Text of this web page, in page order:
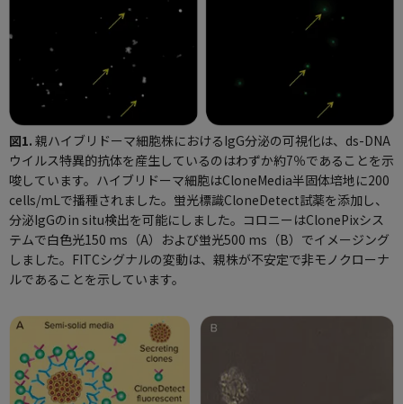
図1. 親ハイブリドーマ細胞株におけるIgG分泌の可視化は、ds-DNA
ウイルス特異的抗体を産生しているのはわずか約7％であることを示
唆しています。ハイブリドーマ細胞はCloneMedia半固体培地に200
cells/mLで播種されました。蛍光標識CloneDetect試薬を添加し、
分泌IgGのin situ検出を可能にしました。コロニーはClonePixシス
テムで白色光150 ms（A）および蛍光500 ms（B）でイメージング
しました。FITCシグナルの変動は、親株が不安定で非モノクローナ
ルであることを示しています。